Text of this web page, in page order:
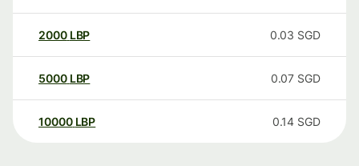
2000 LBP 0.03 SGD
5000 LBP 0.07 SGD
10000 LBP 0.14 SGD